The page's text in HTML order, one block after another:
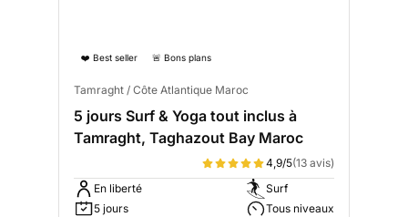
❤️ Best seller 🚨 Bons plans
Tamraght / Côte Atlantique Maroc
5 jours Surf & Yoga tout inclus à
Tamraght, Taghazout Bay Maroc
4,9/5(13 avis)
En liberté
5 jours
Surf
Tous niveaux